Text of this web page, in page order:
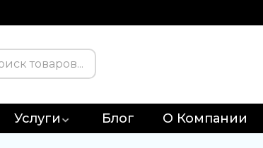
Услуги Блог О Компании